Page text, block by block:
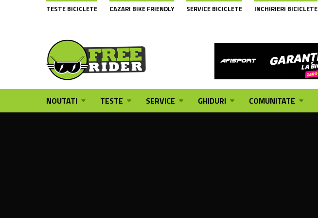
TESTE BICICLETE CAZARI BIKE FRIENDLY SERVICE BICICLETE INCHIRIERI BICICLETE
NOUTATI TESTE SERVICE GHIDURI COMUNITATE